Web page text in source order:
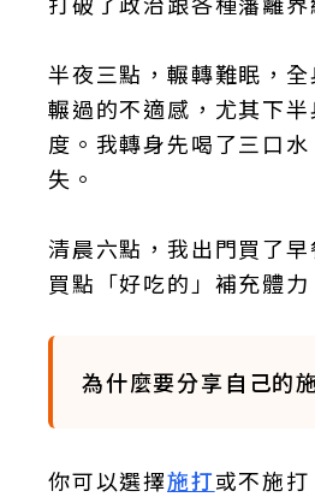
半夜三點，輾轉難眠，
輾過的不適感，尤其下
度。我轉身先喝了三口
失。
清晨六點，我出門買了
買點「好吃的」補充體
為什麼要分享自己的
你可以選擇施打或不施